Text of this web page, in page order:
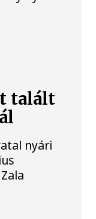
talált
nyári